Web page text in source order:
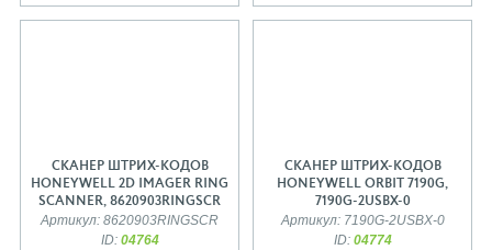
СКАНЕР ШТРИХ-КОДОВ
HONEYWELL 2D IMAGER RING
SCANNER, 8620903RINGSCR
Артикул: 8620903RINGSCR
ID: 04764
СКАНЕР ШТРИХ-КОДОВ
HONEYWELL ORBIT 7190G,
7190G-2USBX-0
Артикул: 7190G-2USBX-0
ID: 04774